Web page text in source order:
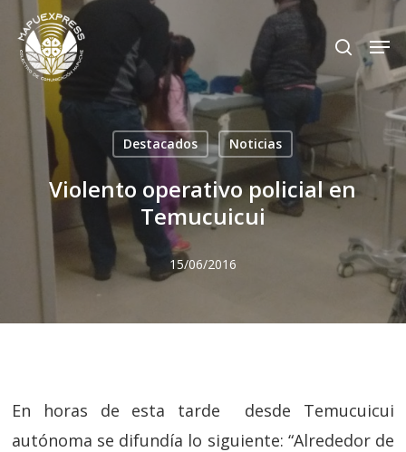
main
content
search
Destacados Noticias
Violento operativo policial en
Temucuicui
15/06/2016
En horas de esta tarde desde Temucuicui
autónoma se difundía lo siguiente: “Alrededor de
Close
Menu